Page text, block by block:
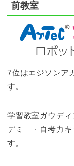
前教室
7位はエジソンア
す。
学習教室ガウデ
デミー・自考力
す。